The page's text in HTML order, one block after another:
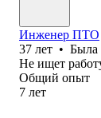
Инженер ПТО
37 лет • Была
Не ищет
Общий опыт
7 лет